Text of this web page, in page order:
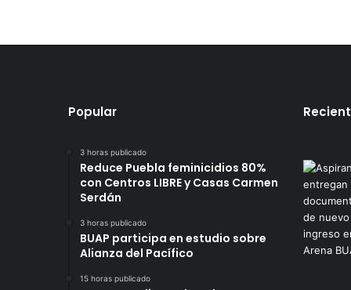
Popular
3 horas publicado
Reduce Puebla feminicidios 80%
con Centros LIBRE y Casas Carmen
Serdán
3 horas publicado
BUAP participa en estudio sobre
Alianza del Pacífico
15 horas publicado